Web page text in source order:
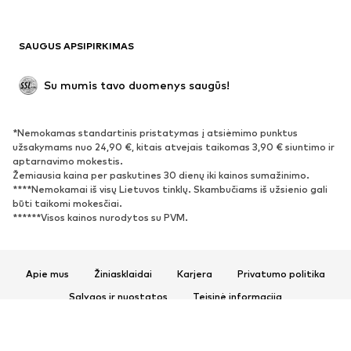
BATAI
Naujienos
Batai ir auliniai batai
Atviri batai
Išskirtiniai
SPORTAS
Sportiniai drabužiai
AKSESUARAI
SAUGUS APSIPIRKIMAS
Su mumis tavo duomenys saugūs!
*Nemokamas standartinis pristatymas į atsiėmimo punktus
užsakymams nuo 24,90 €, kitais atvejais taikomas 3,90 € siuntimo ir
aptarnavimo mokestis.
Žemiausia kaina per paskutines 30 dienų iki kainos sumažinimo.
****Nemokamai iš visų Lietuvos tinklų. Skambučiams iš užsienio gali
būti taikomi mokesčiai.
******Visos kainos nurodytos su PVM.
Apie mus Žiniasklaidai Karjera
Privatumo politika
Sąlygos ir nuostatos
Teisinė informacija